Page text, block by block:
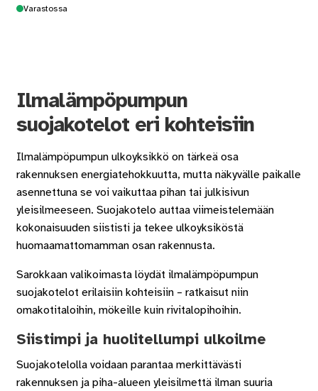
Varastossa
Ilmalämpöpumpun
suojakotelot eri kohteisiin
Ilmalämpöpumpun ulkoyksikkö on tärkeä osa
rakennuksen energiatehokkuutta, mutta näkyvälle paikalle
asennettuna se voi vaikuttaa pihan tai julkisivun
yleisilmeeseen. Suojakotelo auttaa viimeistelemään
kokonaisuuden siististi ja tekee ulkoyksiköstä
huomaamattomamman osan rakennusta.
Sarokkaan valikoimasta löydät ilmalämpöpumpun
suojakotelot erilaisiin kohteisiin – ratkaisut niin
omakotitaloihin, mökeille kuin rivitalopihoihin.
Siistimpi ja huolitellumpi ulkoilme
Suojakotelolla voidaan parantaa merkittävästi
rakennuksen ja piha-alueen yleisilmettä ilman suuria